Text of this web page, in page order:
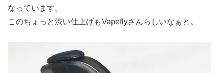
なっています。
このちょっと渋い仕上げもVapeflyさんらしいなぁと。